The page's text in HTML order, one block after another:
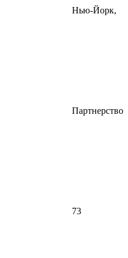
Нью-Йорк,
Партнерство
73